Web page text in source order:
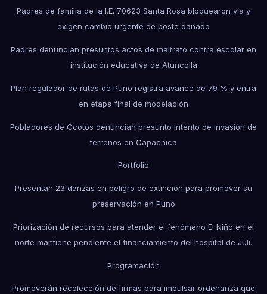
Padres de familia de la I.E. 70623 Santa Rosa bloquearon vía y
exigen cambio urgente de poste dañado
Padres denuncian presuntos actos de maltrato contra escolar en
institución educativa de Atuncolla
Plan regulador de rutas de Puno registra avance de 79 % y entra
en etapa final de modelación
Pobladores de Ccotos denuncian presunto intento de invasión de
terrenos en Capachica
Portfolio
Presentan 23 danzas en peligro de extinción para promover su
preservación en Puno
Priorización de recursos para atender el fenómeno El Niño en el
norte mantiene pendiente el financiamiento del hospital de Juli.
Programación
Promoverán recolección de firmas para impulsar ordenanza que